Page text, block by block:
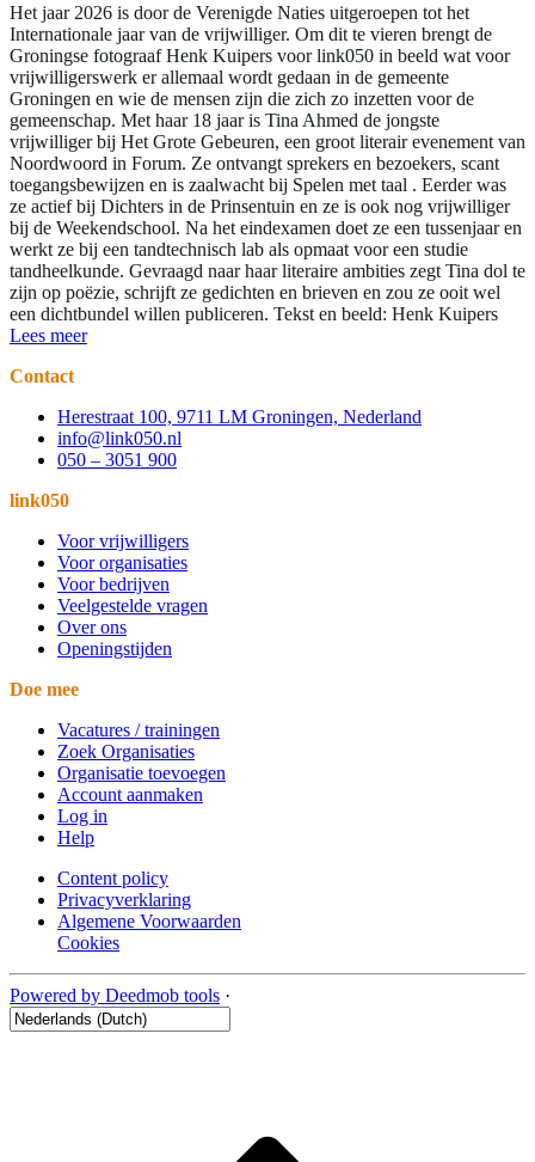
Het jaar 2026 is door de Verenigde Naties uitgeroepen tot het
Internationale jaar van de vrijwilliger. Om dit te vieren brengt de
Groningse fotograaf Henk Kuipers voor link050 in beeld wat voor
vrijwilligerswerk er allemaal wordt gedaan in de gemeente
Groningen en wie de mensen zijn die zich zo inzetten voor de
gemeenschap. Met haar 18 jaar is Tina Ahmed de jongste
vrijwilliger bij Het Grote Gebeuren, een groot literair evenement van
Noordwoord in Forum. Ze ontvangt sprekers en bezoekers, scant
toegangsbewijzen en is zaalwacht bij Spelen met taal . Eerder was
ze actief bij Dichters in de Prinsentuin en ze is ook nog vrijwilliger
bij de Weekendschool. Na het eindexamen doet ze een tussenjaar en
werkt ze bij een tandtechnisch lab als opmaat voor een studie
tandheelkunde. Gevraagd naar haar literaire ambities zegt Tina dol te
zijn op poëzie, schrijft ze gedichten en brieven en zou ze ooit wel
een dichtbundel willen publiceren. Tekst en beeld: Henk Kuipers
Lees meer
Contact
Herestraat 100, 9711 LM Groningen, Nederland
info@link050.nl
050 – 3051 900
link050
Voor vrijwilligers
Voor organisaties
Voor bedrijven
Veelgestelde vragen
Over ons
Openingstijden
Doe mee
Vacatures / trainingen
Zoek Organisaties
Organisatie toevoegen
Account aanmaken
Log in
Help
Content policy
Privacyverklaring
Algemene Voorwaarden
Cookies
Powered by Deedmob tools ·